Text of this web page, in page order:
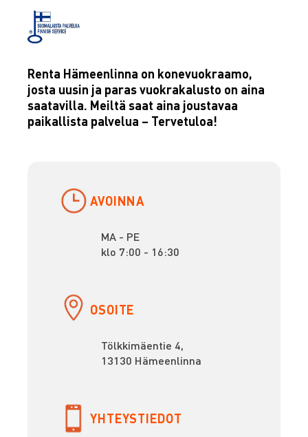
Renta Hämeenlinna on konevuokraamo,
josta uusin ja paras vuokrakalusto on aina
saatavilla. Meiltä saat aina joustavaa
paikallista palvelua – Tervetuloa!
AVOINNA
MA - PE
klo 7:00 - 16:30
OSOITE
Tölkkimäentie 4,
13130 Hämeenlinna
YHTEYSTIEDOT